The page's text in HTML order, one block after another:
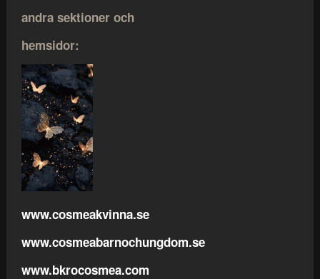
andra sektioner och
hemsidor:
www.cosmeakvinna.se
www.cosmeabarnochungdom.se
www.bkrocosmea.com